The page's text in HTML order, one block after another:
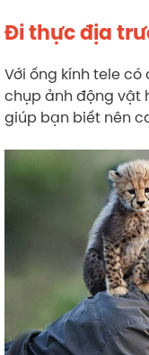
Đi thực địa
Với ống kính tele
chụp ảnh động vật
giúp bạn biết nên